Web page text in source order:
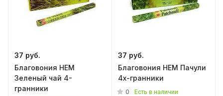
37 руб.
Благовония HEM
Зеленый чай 4-
гранники
37 руб.
Благовония HEM Пачули
4х-гранники
0
Есть в наличии